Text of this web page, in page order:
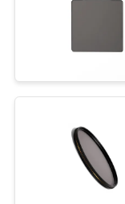
СВЯЖИТЕСЬ
СПРОСИТЕ